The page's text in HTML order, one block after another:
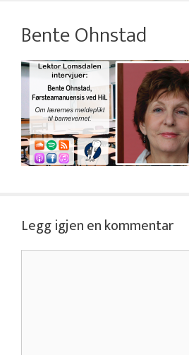
Bente Ohnstad
Legg igjen en kommentar